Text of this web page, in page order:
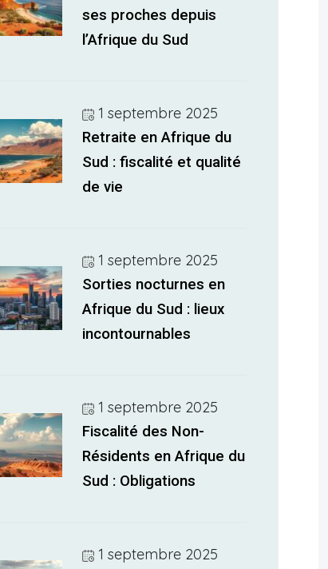
ses proches depuis
l’Afrique du Sud
1 septembre 2025
Retraite en Afrique du
Sud : fiscalité et qualité
de vie
1 septembre 2025
Sorties nocturnes en
Afrique du Sud : lieux
incontournables
1 septembre 2025
Fiscalité des Non-
Résidents en Afrique du
Sud : Obligations
1 septembre 2025